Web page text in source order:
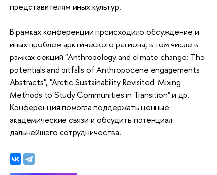
представителям иных культур.
В рамках конференции происходило обсуждение и
иных проблем арктического региона, в том числе в
рамках секций "Anthropology and climate change: The
potentials and pitfalls of Anthropocene engagements
Abstracts", "Arctic Sustainability Revisited: Mixing
Methods to Study Communities in Transition" и др.
Конференция помогла поддержать ценные
академические связи и обсудить потенциал
дальнейшего сотрудничества.